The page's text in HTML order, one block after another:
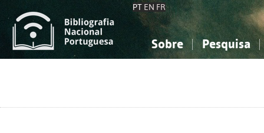
PT EN FR
Sobre Pesquisa